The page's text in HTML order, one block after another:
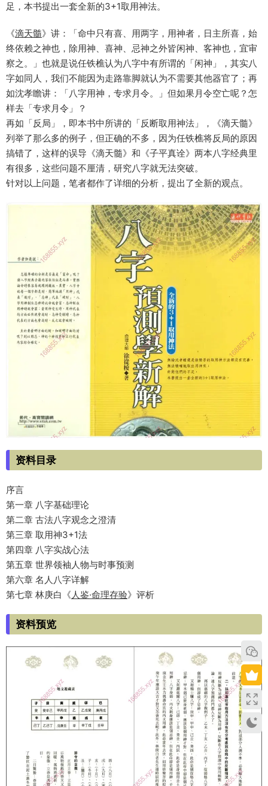
足，本书提出一套全新的3+1取用神法。
《滴天髓》讲：「命中只有喜、用两字，用神者，日主所喜，始
终依赖之神也，除用神、喜神、忌神之外皆闲神、客神也，宜审
察之。」也就是说任铁樵认为八字中有所谓的「闲神」，其实八
字如同人，我们不能因为走路靠脚就认为不需要其他器官了；再
如沈孝瞻讲：「八字用神，专求月令。」但如果月令空亡呢？怎
样去「专求月令」？
再如「反局」，即本书中所讲的「反断取用神法」，《滴天髓》
列举了那么多的例子，但正确的不多，因为任铁樵将反局的原因
搞错了，这样的误导《滴天髓》和《子平真诠》两本八字经典里
有很多，这些问题不厘清，研究八字就无法突破。
针对以上问题，笔者都作了详细的分析，提出了全新的观点。
资料目录
序言
第一章 八字基础理论
第二章 古法八字观念之澄清
第三章 取用神3+1法
第四章 八字实战心法
第五章 世界领袖人物与时事预测
第六章 名人八字详解
第七章 林庚白《 人鉴·命理存验》评析
资料预览